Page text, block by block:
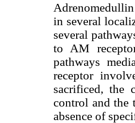
in several
several
to AM
pathways
receptor
sacrificed, the
control and the
absence of